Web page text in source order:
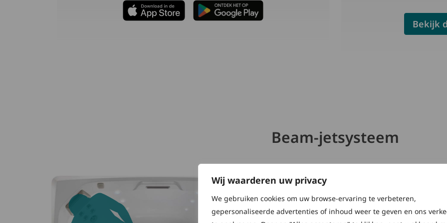
Wij waarderen uw privacy
We gebruiken cookies om uw browse-ervaring te verbeteren,
gepersonaliseerde advertenties of inhoud weer te geven en ons
Bekijk
Beam-jetsysteem
Gevormd
wiegen
Gevormd
wiegen
Gevormd
wiegen
Gevormd
wiegen